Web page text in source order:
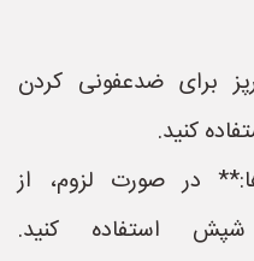
برای ضدعفونی کردن
کنید.
در صورت لزوم، از
استفاده کنید.